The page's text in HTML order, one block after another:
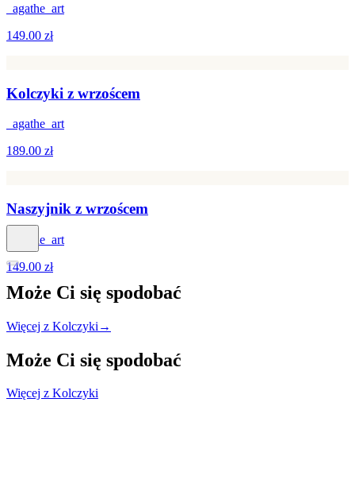
_agathe_art
149.00 zł
Kolczyki z wrzoścem
_agathe_art
189.00 zł
Naszyjnik z wrzoścem
_agathe_art
149.00 zł
Może Ci się spodobać
Więcej z Kolczyki →
Może Ci się spodobać
Więcej z Kolczyki